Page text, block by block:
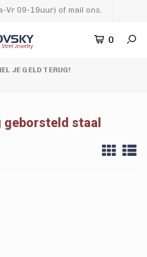
Vr 09-19uur) of mail ons.
0
JE GELD TERUG!
staal